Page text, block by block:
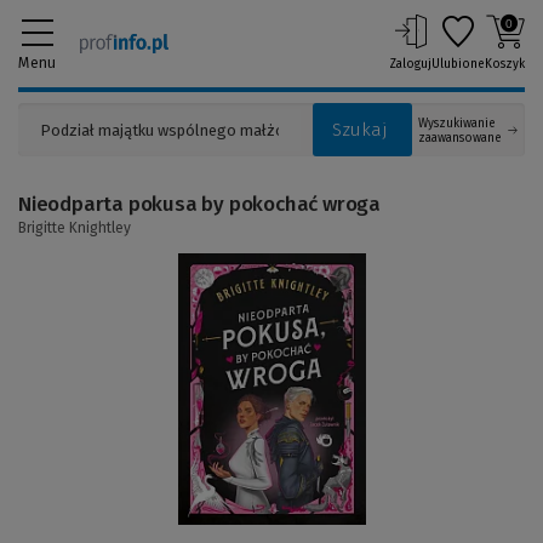
Menu
Szukaj
Wyszukiwanie
zaawansowane
ZalogujUlubione
0
Koszyk
Nieodparta pokusa by pokochać wroga
Brigitte Knightley